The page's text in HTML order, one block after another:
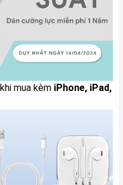
mua kèm iPhone, iPad,